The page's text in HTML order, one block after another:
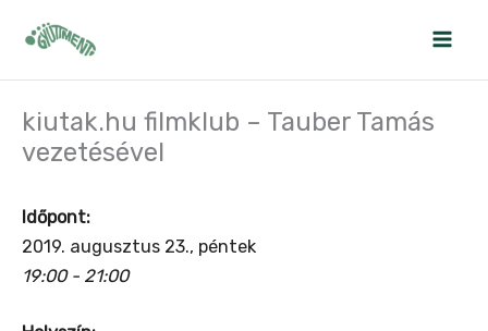
kiutak.hu filmklub – Tauber Tamás
vezetésével
Időpont:
2019. augusztus 23., péntek
19:00 - 21:00